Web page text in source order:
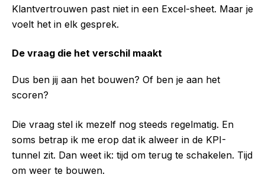
Klantvertrouwen past niet in een Excel-sheet. Maar je
voelt het in elk gesprek.
De vraag die het verschil maakt
Dus ben jij aan het bouwen? Of ben je aan het
scoren?
Die vraag stel ik mezelf nog steeds regelmatig. En
soms betrap ik me erop dat ik alweer in de KPI-
tunnel zit. Dan weet ik: tijd om terug te schakelen. Tijd
om weer te bouwen.